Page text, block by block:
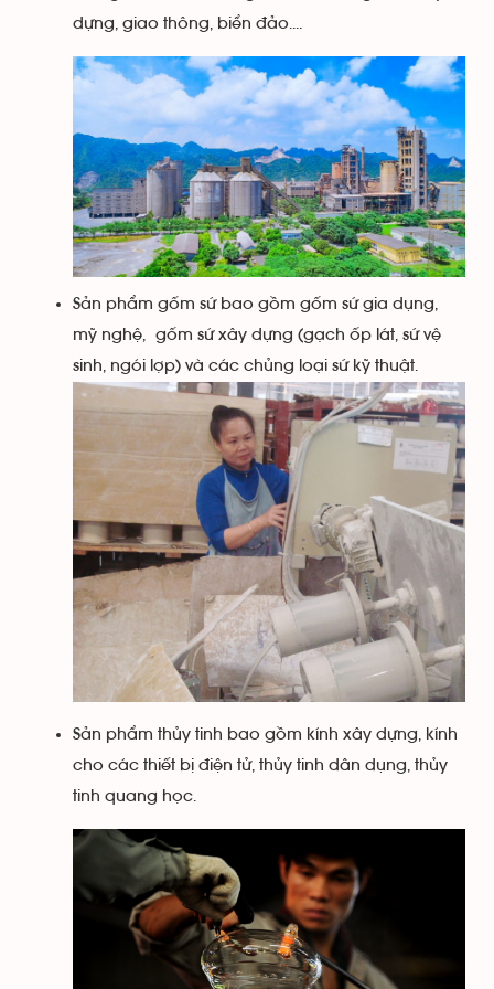
dựng, giao thông, biển đảo....
Sản phẩm gốm sứ bao gồm gốm sứ gia dụng,
mỹ nghệ, gốm sứ xây dựng (gạch ốp lát, sứ vệ
sinh, ngói lợp) và các chủng loại sứ kỹ thuật.
Sản phẩm thủy tinh bao gồm kính xây dựng, kính
cho các thiết bị điện tử, thủy tinh dân dụng, thủy
tinh quang học.